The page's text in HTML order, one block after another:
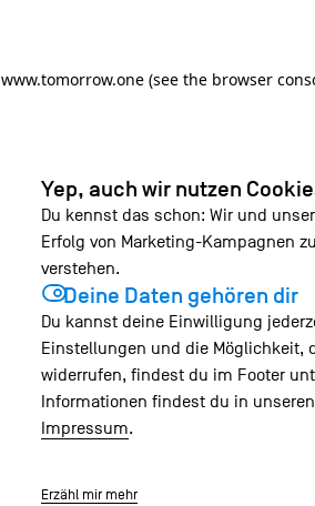
www.tomorrow.one (see the browser
Yep, auch wir nutzen
Du kennst das schon: Wir und
Erfolg von Marketing-Kampagnen
verstehen.
Deine Daten gehören dir
Du kannst deine Einwilligung
Einstellungen und die Möglichkeit,
widerrufen, findest du im Footer
Informationen findest du in unseren
Impressum.
Erzähl mir mehr